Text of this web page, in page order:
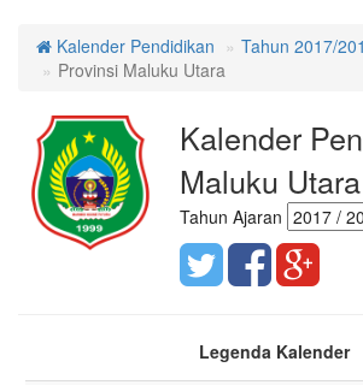
Kalender Pendidikan
Tahun 2017/
Provinsi Maluku Utara
Kalender
Maluku Utara
Tahun Ajaran
Legenda Kalender